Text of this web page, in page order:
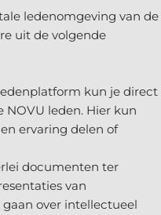
ledenomgeving van de
uit de volgende
kun je direct
leden. Hier kun
ervaring delen of
documenten ter
van
over intellectueel